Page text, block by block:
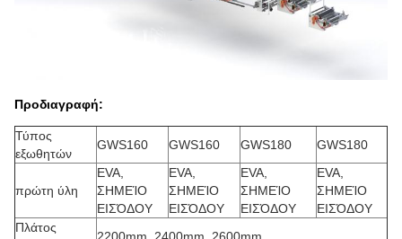
Προδιαγραφή:
Τύπος
εξωθητών
GWS160 GWS160 GWS180 GWS180
πρώτη ύλη
EVA,
ΣΗΜΕΊΟ
ΕΙΣΌΔΟΥ
EVA,
ΣΗΜΕΊΟ
ΕΙΣΌΔΟΥ
EVA,
ΣΗΜΕΊΟ
ΕΙΣΌΔΟΥ
EVA,
ΣΗΜΕΊΟ
ΕΙΣΌΔΟΥ
Πλάτος
2200mm, 2400mm, 2600mm